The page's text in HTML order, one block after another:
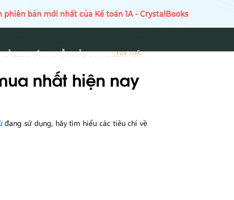
HƯỚNG DẪN SỬ DỤNG TIN TỨC
TIN TỨC
nhất hiện nay
đang sử dụng, hãy tìm hiểu các tiêu chí về